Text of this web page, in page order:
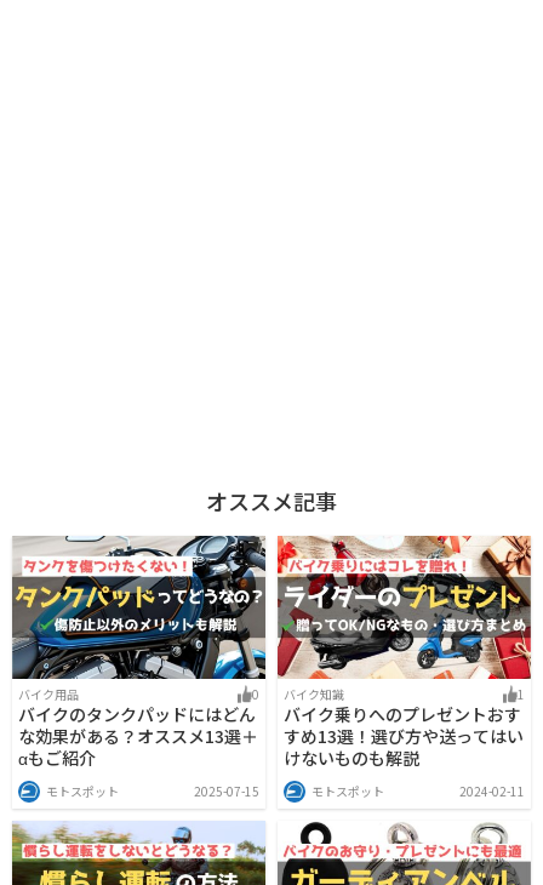
オススメ記事
バイク用品 0
バイクのタンクパッドにはどん
な効果がある？オススメ13選＋
αもご紹介
モトスポット 2025-07-15
バイク知識 1
バイク乗りへのプレゼントおす
すめ13選！選び方や送ってはい
けないものも解説
モトスポット 2024-02-11